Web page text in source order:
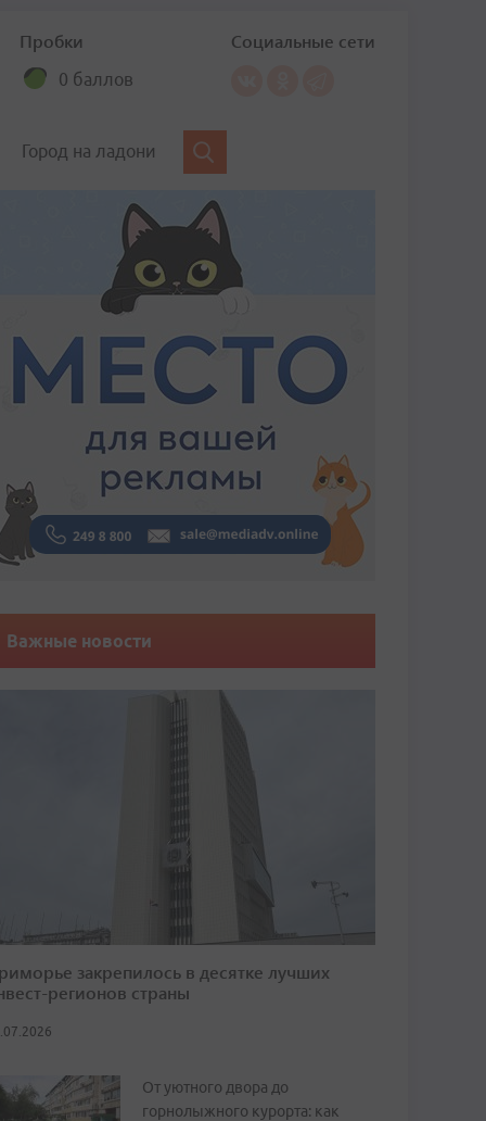
Пробки
0 баллов
Социальные сети
Город на ладони
Важные новости
закрепилось в десятке лучших
регионов страны
От уютного двора до
горнолыжного курорта: как